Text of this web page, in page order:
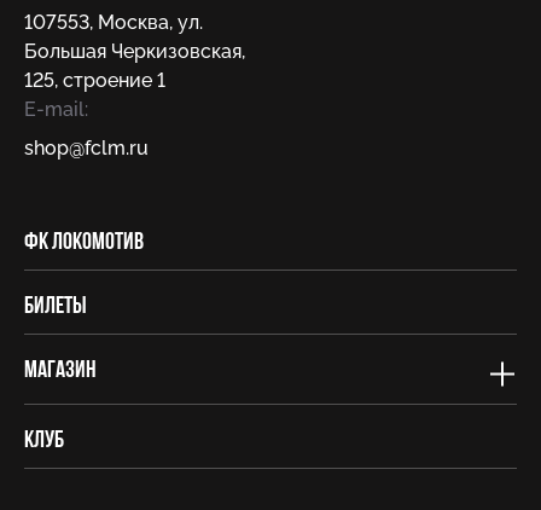
107553, Москва, ул.
Большая Черкизовская,
125, строение 1
E-mail:
shop@fсlm.ru
ФК Локомотив
Билеты
Магазин
Клуб